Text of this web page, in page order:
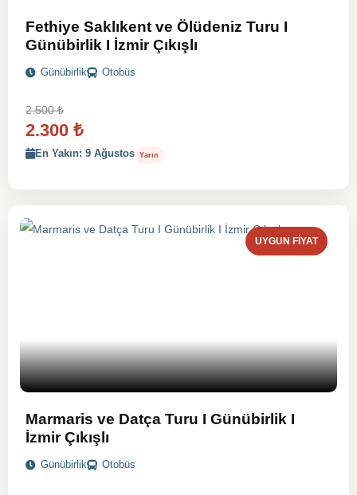
Fethiye Saklıkent ve Ölüdeniz Turu I
Günübirlik I İzmir Çıkışlı
Günübirlik Otobüs
2.500₺
2.300 ₺
En Yakın: 9 Ağustos Yarın
UYGUN FIYAT
Marmaris ve Datça Turu I Günübirlik I
İzmir Çıkışlı
Günübirlik Otobüs